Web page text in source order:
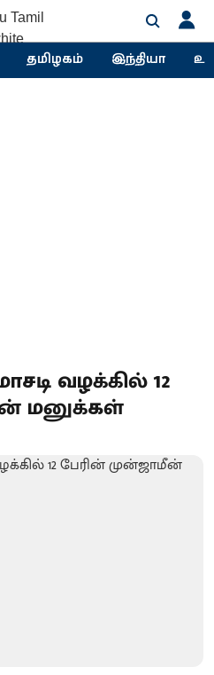
தமிழகம் இந்தியா
வழக்கில் 12
மனுக்கள்